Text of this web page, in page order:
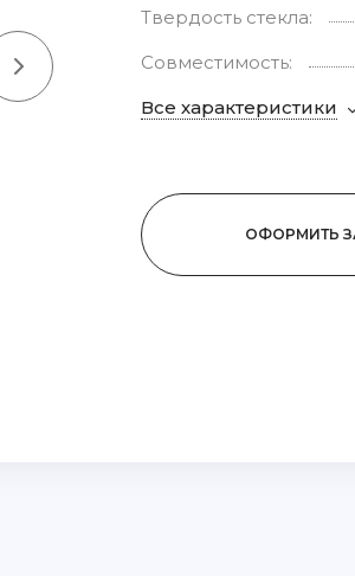
Твердость стекла:
Совместимость:
Все характеристики
ОФОРМИТЬ